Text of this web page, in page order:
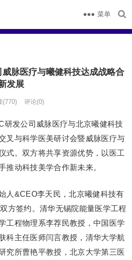
菜单
脉医疗与曦健科技达成战略合
发展
(770) 评论(0)
研发公司威脉医疗与北京曦健科技
叉与科学医美研讨会暨威脉医疗与
式。双方将共享资源优势，以医工
推动科技美学合作新未来。
人&CEO李天民，北京曦健科技有
方签约。清华无锡院能量医学工程
工程物理系李荐民教授，中国医学
科主任医师闫言教授，清华大学航
究所曹艳平教授，北京大学第三医